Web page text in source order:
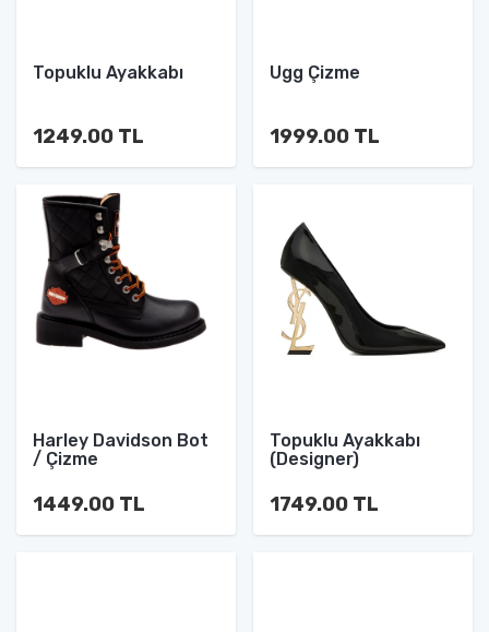
Topuklu Ayakkabı
1249.00 TL
Ugg Çizme
1999.00 TL
Harley Davidson Bot
/ Çizme
1449.00 TL
Topuklu Ayakkabı
(Designer)
1749.00 TL